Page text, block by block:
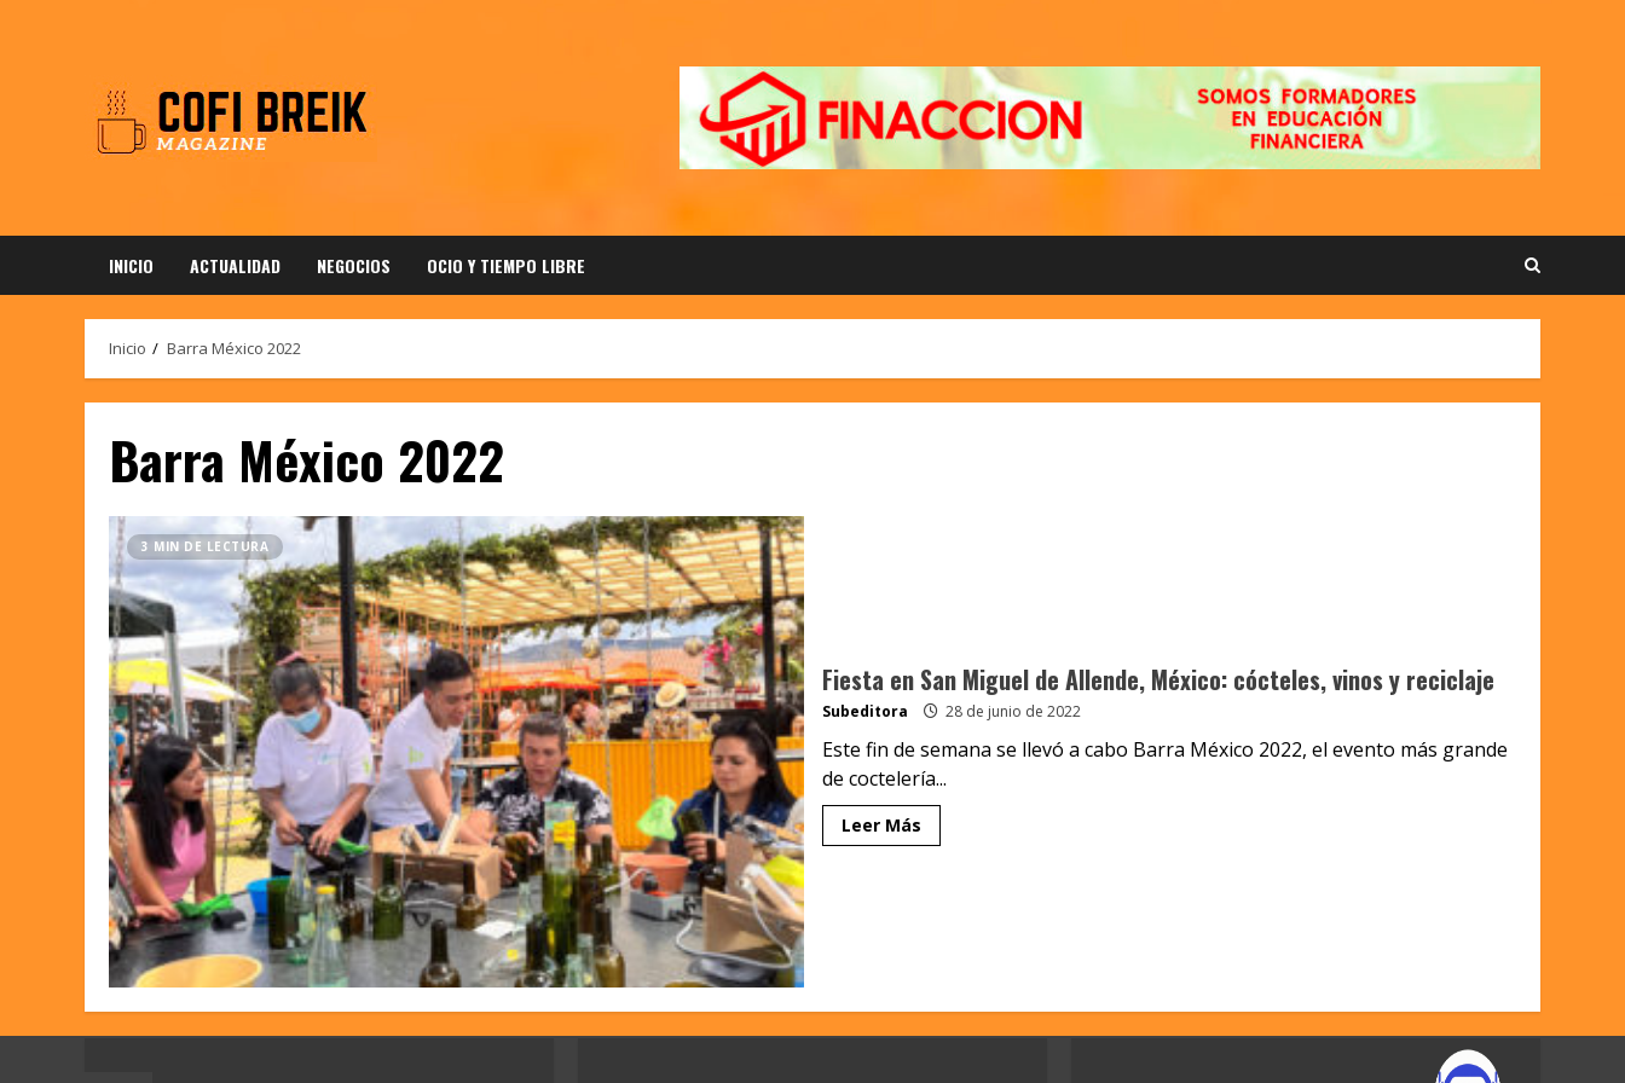
INICIO ACTUALIDAD NEGOCIOS OCIO Y TIEMPO LIBRE
Inicio Barra México 2022
Barra México 2022
3 MIN DE LECTURA
Fiesta en San Miguel de Allende, México: cócteles, vinos y reciclaje
Subeditora 28 de junio de 2022
Este fin de semana se llevó a cabo Barra México 2022, el evento más grande
de coctelería...
Leer Más